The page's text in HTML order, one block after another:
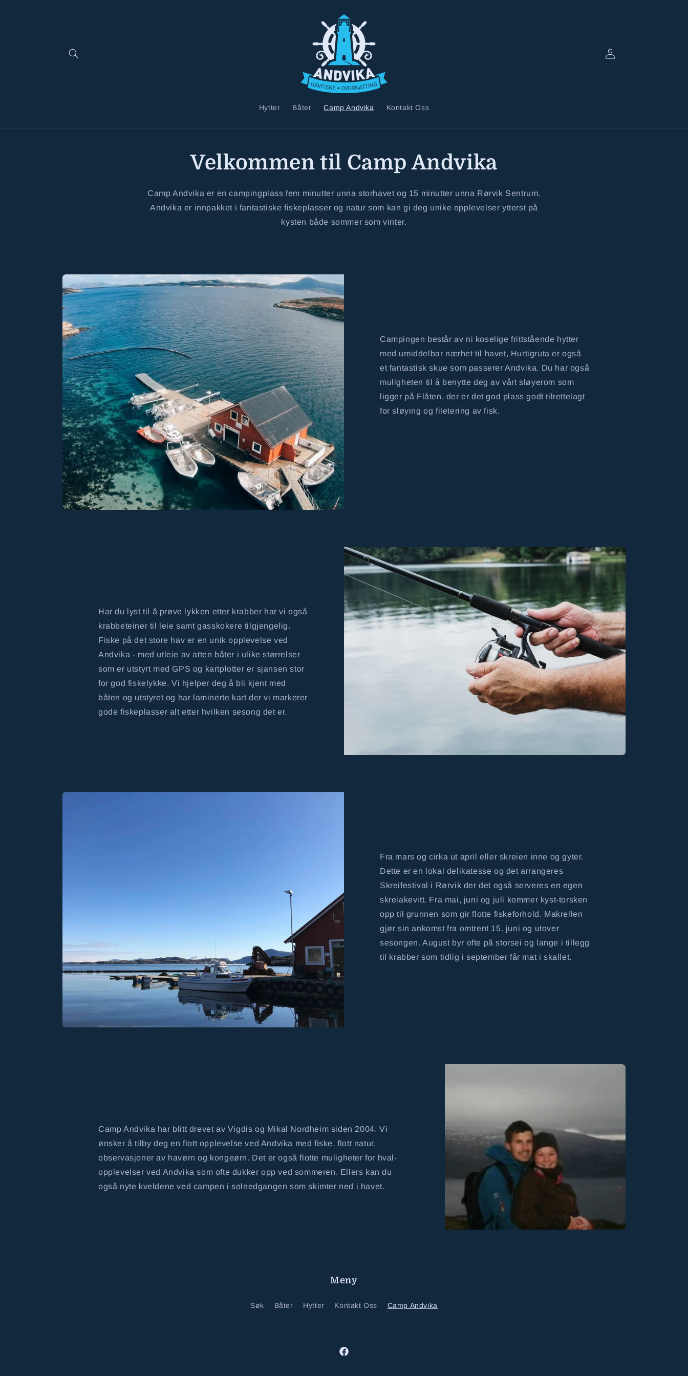
Hytter Båter Camp Andvika Kontakt Oss
inn
Velkommen til Camp Andvika
Camp Andvika er en campingplass fem minutter unna storhavet og 15 minutter unna Rørvik Sentrum.
Andvika er innpakket i fantastiske fiskeplasser og natur som kan gi deg unike opplevelser ytterst på
kysten både sommer som vinter.
Campingen består av ni koselige frittstående hytter
med umiddelbar nærhet til havet, Hurtigruta er også
et fantastisk skue som passerer Andvika. Du har også
muligheten til å benytte deg av vårt sløyerom som
ligger på Flåten, der er det god plass godt tilrettelagt
for sløying og filetering av fisk.
Har du lyst til å prøve lykken etter krabber har vi også
krabbeteiner til leie samt gasskokere tilgjengelig.
Fiske på det store hav er en unik opplevelse ved
Andvika - med utleie av atten båter i ulike størrelser
som er utstyrt med GPS og kartplotter er sjansen stor
for god fiskelykke. Vi hjelper deg å bli kjent med
båten og utstyret og har laminerte kart der vi markerer
gode fiskeplasser alt etter hvilken sesong det er.
Fra mars og cirka ut april eller skreien inne og gyter.
Dette er en lokal delikatesse og det arrangeres
Skreifestival i Rørvik der det også serveres en egen
skreiakevitt. Fra mai, juni og juli kommer kyst-torsken
opp til grunnen som gir flotte fiskeforhold. Makrellen
gjør sin ankomst fra omtrent 15. juni og utover
sesongen. August byr ofte på storsei og lange i tillegg
til krabber som tidlig i september får mat i skallet.
Camp Andvika har blitt drevet av Vigdis og Mikal Nordheim siden 2004. Vi
ønsker å tilby deg en flott opplevelse ved Andvika med fiske, flott natur,
observasjoner av havørn og kongeørn. Det er også flotte muligheter for hval-
opplevelser ved Andvika som ofte dukker opp ved sommeren. Ellers kan du
også nyte kveldene ved campen i solnedgangen som skimter ned i havet.
Meny
Søk Båter Hytter Kontakt Oss Camp Andvika
Facebook